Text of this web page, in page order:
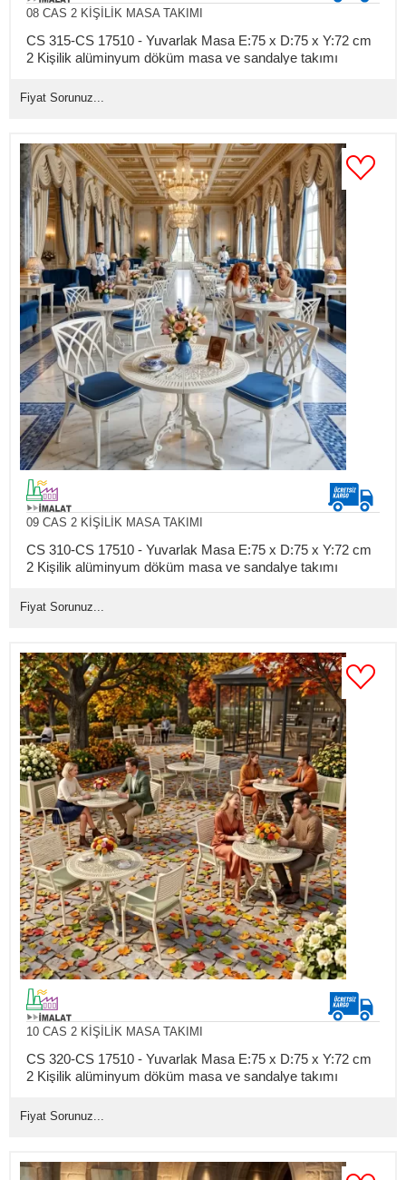
08 CAS 2 KİŞİLİK MASA TAKIMI
CS 315-CS 17510 - Yuvarlak Masa E:75 x D:75 x Y:72 cm
2 Kişilik alüminyum döküm masa ve sandalye takımı
Fiyat Sorunuz...
09 CAS 2 KİŞİLİK MASA TAKIMI
CS 310-CS 17510 - Yuvarlak Masa E:75 x D:75 x Y:72 cm
2 Kişilik alüminyum döküm masa ve sandalye takımı
Fiyat Sorunuz...
10 CAS 2 KİŞİLİK MASA TAKIMI
CS 320-CS 17510 - Yuvarlak Masa E:75 x D:75 x Y:72 cm
2 Kişilik alüminyum döküm masa ve sandalye takımı
Fiyat Sorunuz...